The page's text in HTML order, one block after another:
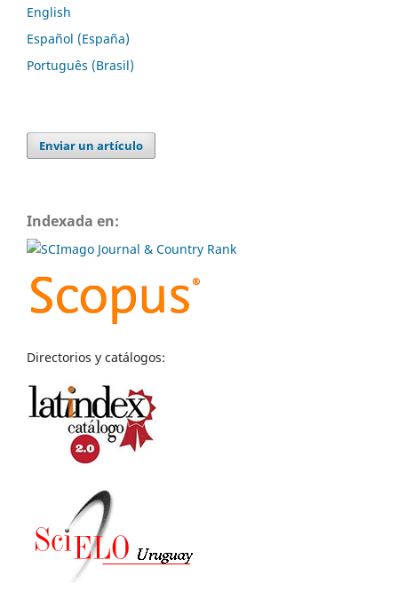
English
Español (España)
Português (Brasil)
Enviar un artículo
Indexada en:
Directorios y catálogos: